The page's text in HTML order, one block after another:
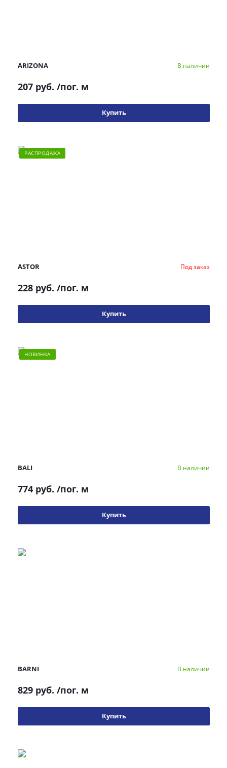
ARIZONA В наличии
207 руб. /пог. м
Купить
РАСПРОДАЖА
ASTOR Под заказ
228 руб. /пог. м
Купить
НОВИНКА
BALI В наличии
774 руб. /пог. м
Купить
BARNI В наличии
829 руб. /пог. м
Купить